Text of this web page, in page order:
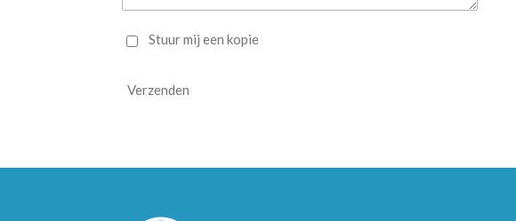
Stuur mij een kopie
Verzenden